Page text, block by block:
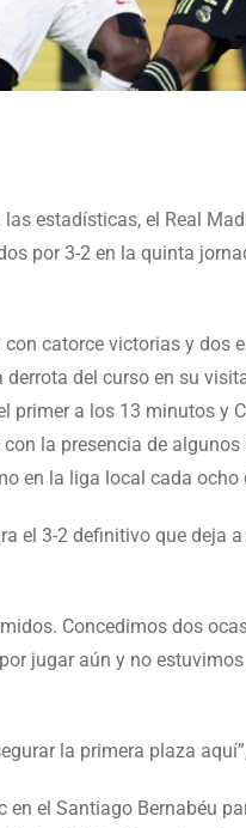
estadísticas, el Real
por 3-2 en la quinta
catorce victorias y dos
del curso en su
primer a los 13 minutos y
la presencia de
en la liga local cada ocho
el 3-2 definitivo que deja
Concedimos dos
jugar aún y no
la primera plaza
el Santiago Bernabéu